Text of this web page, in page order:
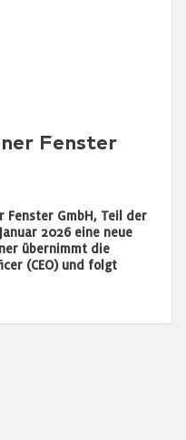
Fenster
Fenster GmbH, Teil der
2026 eine neue
übernimmt die
(CEO) und folgt